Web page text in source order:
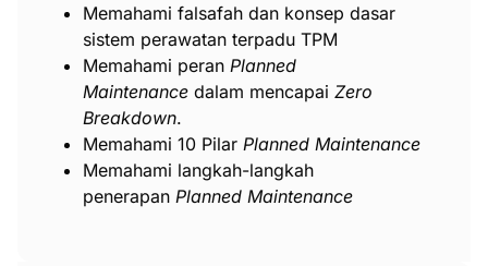
Memahami falsafah dan konsep dasar
sistem perawatan terpadu TPM
Memahami peran Planned
Maintenance dalam mencapai Zero
Breakdown.
Memahami 10 Pilar Planned Maintenance
Memahami langkah-langkah
penerapan Planned Maintenance